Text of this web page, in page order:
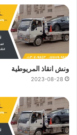
ونش انقاذ المريوطية
2023-08-28